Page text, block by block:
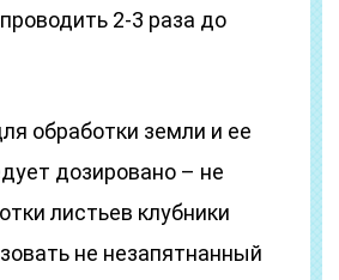
2-3 раза до
обработки земли и ее
дозировано – не
листьев клубники
не незапятнанный